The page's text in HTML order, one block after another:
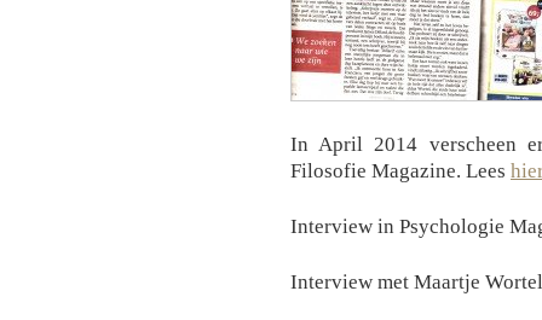
In April 2014 verscheen
Filosofie Magazine. Lees
Interview in Psychologie
Interview met Maartje